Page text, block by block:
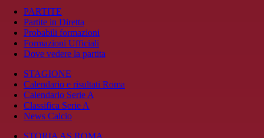
PARTITE
Partite in Diretta
Probabili formazioni
Formazioni Ufficiali
Dove vedere la partita
STAGIONE
Calendario e risultati Roma
Calendario Serie A
Classifica Serie A
News Calcio